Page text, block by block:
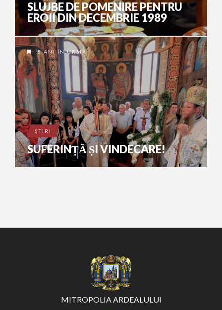
SLUJBE DE POMENIRE PENTRU
EROII DIN DECEMBRIE 1989
8 ANI ÎN URMĂ
ŞTIRI
SUFERINȚĂ ȘI VINDECARE!
MITROPOLIA ARDEALULUI